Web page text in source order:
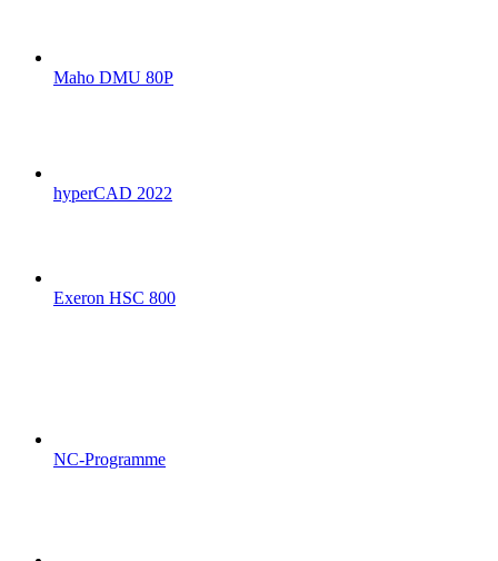
Maho DMU 80P
hyperCAD 2022
Exeron HSC 800
NC-Programme